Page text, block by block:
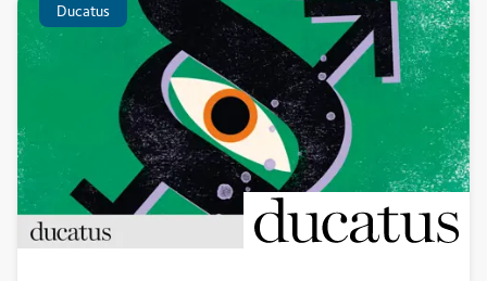
Ducatus